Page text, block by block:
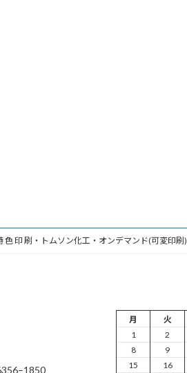
色 印 刷・トムソン化工・オンデマンド(可変印刷)
月
火
1
2
8
9
15
16